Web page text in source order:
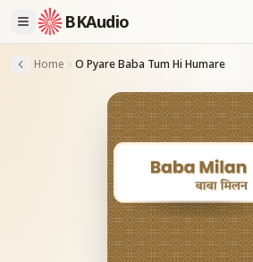
BKAudio
Home O Pyare Baba Tum Hi Humare